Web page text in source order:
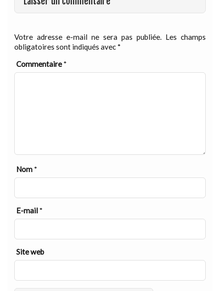
Votre adresse e-mail ne sera pas publiée.
Les champs
obligatoires sont indiqués avec *
Commentaire*
Nom *
E-mail *
Site web